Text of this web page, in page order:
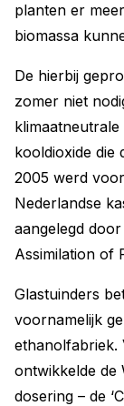
planten er
biomassa
De hierbij
zomer niet
kooldioxide die
2005 werd
Nederlandse
aangelegd
Assimilation of
Glastuinders
voornamelijk
ethanolfabriek.
ontwikkelde de
dosering – de